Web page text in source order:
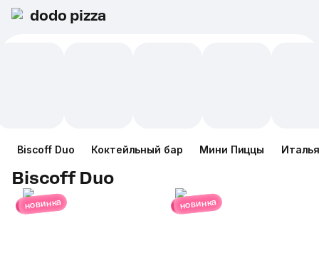
dodo pizza
Biscoff Duo Коктейльный бар Мини Пиццы
Biscoff Duo
новинка новинка